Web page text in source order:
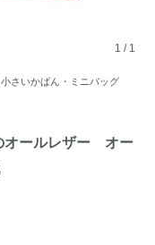
1 / 1
小さいかばん・ミニバッグ
オールレザー オー